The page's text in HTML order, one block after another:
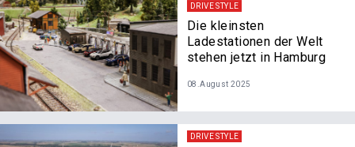
DRIVE STYLE
Die kleinsten
Ladestationen der Welt
stehen jetzt in Hamburg
08.August 2025
DRIVE STYLE